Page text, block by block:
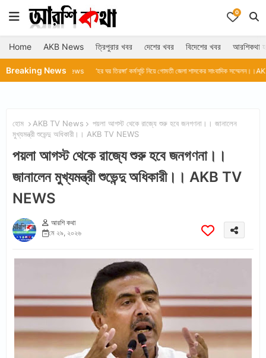
0
Home AKB News ত্রিপুরার খবর দেশের খবর বিদেশের খবর আরশিকথা
Breaking News
News ‘হর ঘর তিরঙ্গা’ কর্মসূচি নিয়ে গোমতী জেলা শাসকের সাংবাদিক সম্মেলন।।AKB TV News
হোম AKB TV News
পয়লা আগস্ট থেকে রাজ্যে শুরু হবে জনগণনা।। জানালেন
মুখ্যমন্ত্রী শুভেন্দু অধিকারী।। AKB TV NEWS
পয়লা আগস্ট থেকে রাজ্যে শুরু হবে জনগণনা।।
জানালেন মুখ্যমন্ত্রী শুভেন্দু অধিকারী।। AKB TV
NEWS
আরশি কথা
মে ২৯, ২০২৬